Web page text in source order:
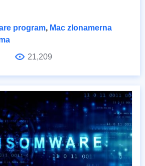
program, Mac zlonamerna
21,209